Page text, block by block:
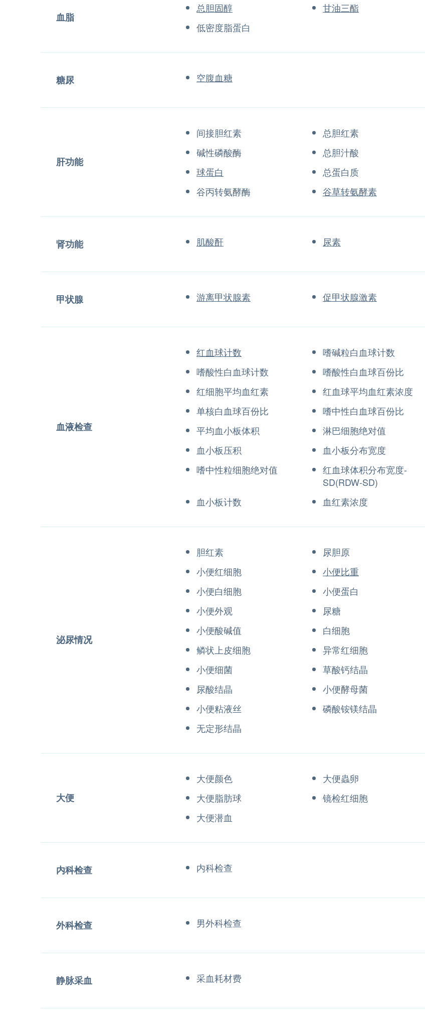
血脂
总胆固醇 甘油三酯
低密度脂蛋白
糖尿 空腹血糖
肝功能
间接胆红素 总胆红素
碱性磷酸酶
总胆汁酸
球蛋白
总蛋白质
谷丙转氨酵酶
谷草转氨酵素
肾功能 肌酸酐 尿素
甲状腺 游离甲状腺素 促甲状腺激素
血液检查
红血球计数 嗜碱粒白血球计数
嗜酸性白血球计数
嗜酸性白血球百份比
红细胞平均血红素
红血球平均血红素浓度
单核白血球百份比
嗜中性白血球百份比
平均血小板体积
淋巴细胞绝对值
血小板压积
血小板分布宽度
嗜中性粒细胞绝对值
红血球体积分布宽度-
SD(RDW-SD)
血小板计数
血红素浓度
泌尿情况
胆红素 尿胆原
小便红细胞
小便比重
小便白细胞
小便蛋白
小便外观
尿糖
小便酸碱值
白细胞
鳞状上皮细胞
异常红细胞
小便细菌
草酸钙结晶
尿酸结晶
小便酵母菌
小便粘液丝
磷酸铵镁结晶
无定形结晶
大便
大便颜色 大便蟲卵
大便脂肪球
镜检红细胞
大便潜血
内科检查 内科检查
外科检查 男外科检查
静脉采血 采血耗材费